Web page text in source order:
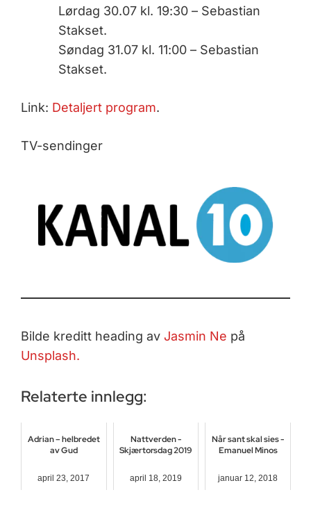
Lørdag 30.07 kl. 19:30 – Sebastian
Stakset.
Søndag 31.07 kl. 11:00 – Sebastian
Stakset.
Link: Detaljert program.
TV-sendinger
Bilde kreditt heading av Jasmin Ne på
Unsplash.
Relaterte innlegg:
Adrian – helbredet
av Gud
april 23, 2017
Nattverden -
Skjærtorsdag 2019
april 18, 2019
Når sant skal sies -
Emanuel Minos
januar 12, 2018